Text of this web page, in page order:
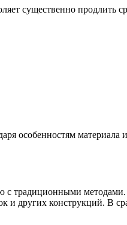
существенно продлить
особенностям
с традиционными
и других конструкций. В